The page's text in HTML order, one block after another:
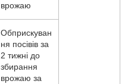
врожаю
Обприскуван
ня посівів за
2 тижні до
збирання
врожаю за